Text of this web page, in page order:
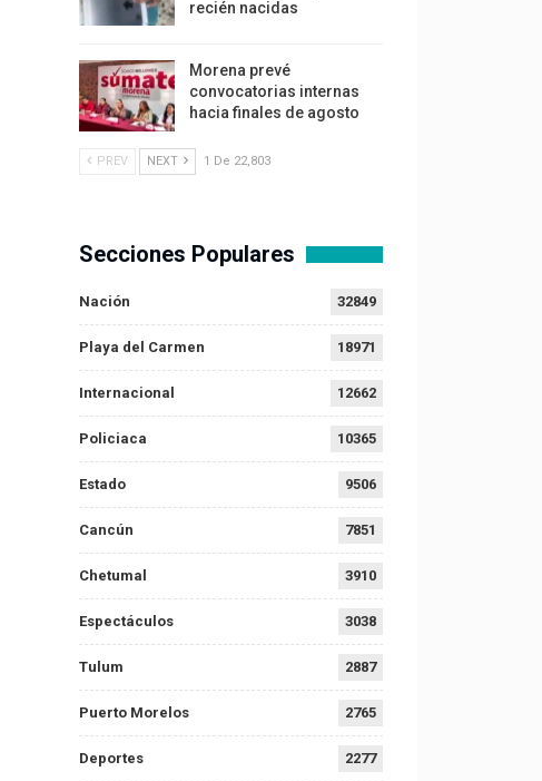
recién nacidas
Morena prevé
convocatorias internas
hacia finales de agosto
PREV NEXT 1 De 22,803
Secciones Populares
Nación 32849
Playa del Carmen 18971
Internacional 12662
Policiaca 10365
Estado 9506
Cancún 7851
Chetumal 3910
Espectáculos 3038
Tulum 2887
Puerto Morelos 2765
Deportes 2277